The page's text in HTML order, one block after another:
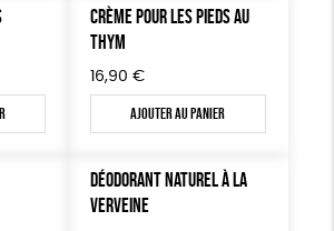
Fabrication artisanale
Fabriqué en Espagne
en France
CRÈME POUR LES PIEDS AU
THYM
16,90 €
Ajouter au panier
DÉODORANT NATUREL À LA
VERVEINE